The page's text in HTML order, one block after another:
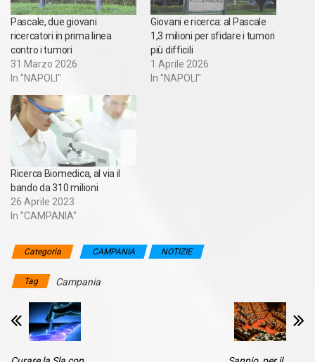
Pascale, due giovani
ricercatori in prima linea
contro i tumori
31 Marzo 2026
In "NAPOLI"
Giovani e ricerca: al Pascale
1,3 milioni per sfidare i tumori
più difficili
1 Aprile 2026
In "NAPOLI"
Ricerca Biomedica, al via il
bando da 310 milioni
26 Aprile 2023
In "CAMPANIA"
Categoria CAMPANIA NOTIZIE
Tag Campania